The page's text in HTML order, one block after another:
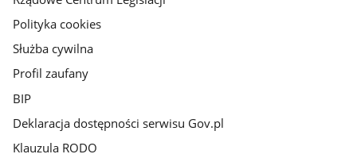
Polityka cookies
Służba cywilna
Profil zaufany
BIP
Deklaracja dostępności serwisu Gov.pl
Klauzula RODO